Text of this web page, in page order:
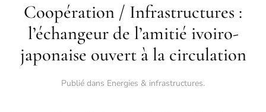
Coopération / Infrastructures :
l’échangeur de l’amitié ivoiro-
japonaise ouvert à la circulation
Publié dans Energies & infrastructures.